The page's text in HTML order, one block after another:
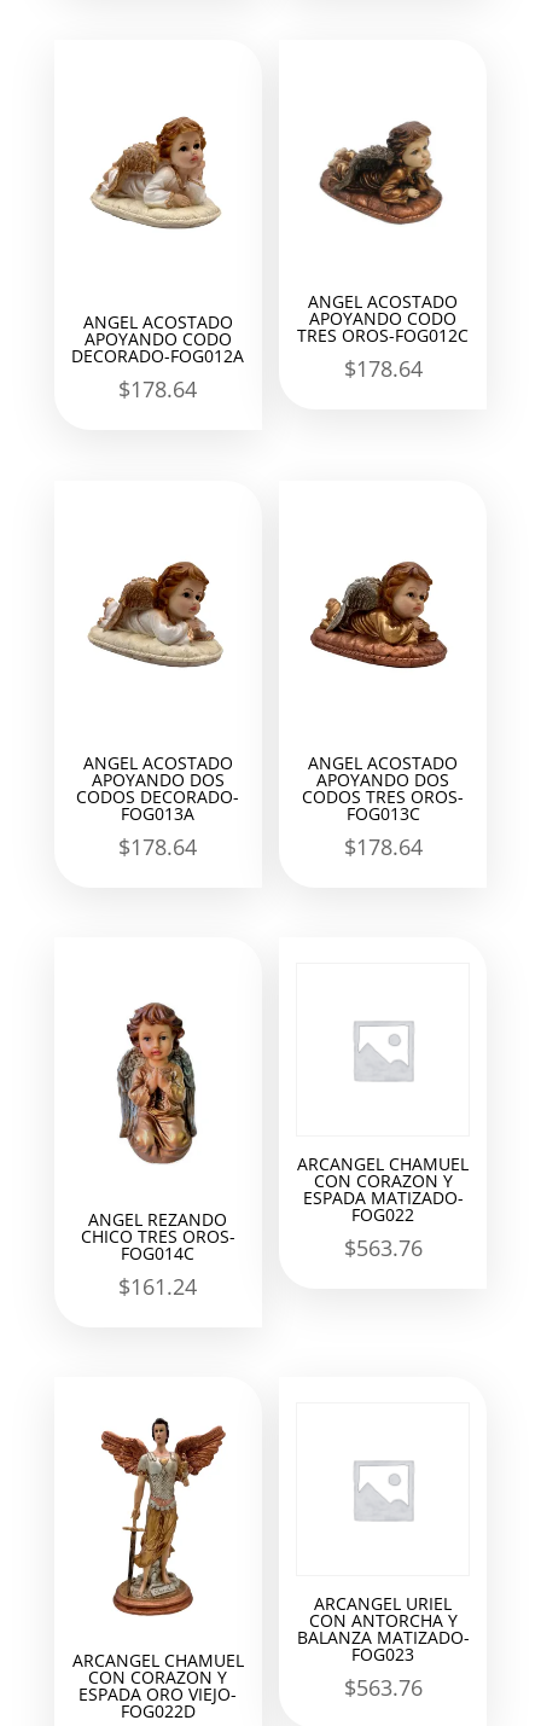
ANGEL ACOSTADO
APOYANDO CODO
DECORADO-FOG012A
$178.64
ANGEL ACOSTADO
APOYANDO CODO
TRES OROS-FOG012C
$178.64
ANGEL ACOSTADO
APOYANDO DOS
CODOS DECORADO-
FOG013A
$178.64
ANGEL ACOSTADO
APOYANDO DOS
CODOS TRES OROS-
FOG013C
$178.64
ANGEL REZANDO
CHICO TRES OROS-
FOG014C
$161.24
ARCANGEL CHAMUEL
CON CORAZON Y
ESPADA MATIZADO-
FOG022
$563.76
ARCANGEL CHAMUEL
CON CORAZON Y
ESPADA ORO VIEJO-
FOG022D
ARCANGEL URIEL
CON ANTORCHA Y
BALANZA MATIZADO-
FOG023
$563.76